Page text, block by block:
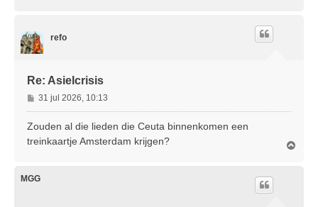
refo
Re: Asielcrisis
B
e
r
t
31 jul 2026, 10:13
Zouden al die lieden die Ceuta binnenkomen een
treinkaartje Amsterdam krijgen?
MGG